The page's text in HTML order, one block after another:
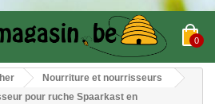
0
Nourriture et nourrisseurs
pour ruche Spaarkast en